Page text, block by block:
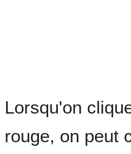
Lorsqu'on
rouge, on peut